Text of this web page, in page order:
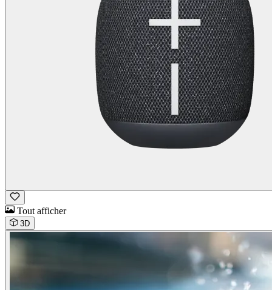
Tout afficher
3D